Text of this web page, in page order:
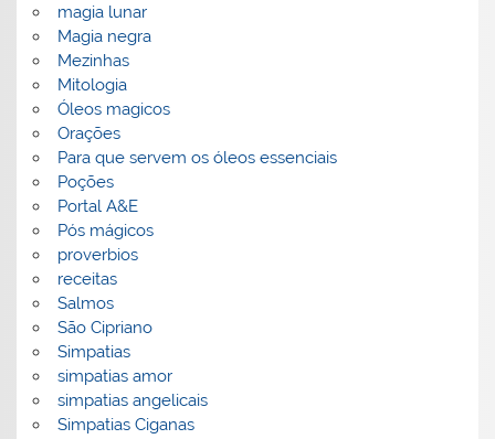
magia lunar
Magia negra
Mezinhas
Mitologia
Óleos magicos
Orações
Para que servem os óleos essenciais
Poções
Portal A&E
Pós mágicos
proverbios
receitas
Salmos
São Cipriano
Simpatias
simpatias amor
simpatias angelicais
Simpatias Ciganas